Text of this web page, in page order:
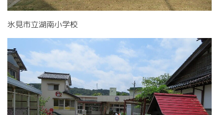
氷見市立湖南小学校